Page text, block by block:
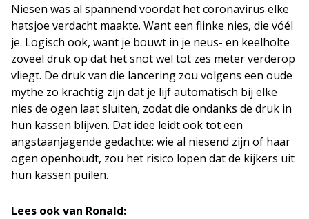
Niesen was al spannend voordat het coronavirus elke
hatsjoe verdacht maakte. Want een flinke nies, die vóél
je. Logisch ook, want je bouwt in je neus- en keelholte
zoveel druk op dat het snot wel tot zes meter verderop
vliegt. De druk van die lancering zou volgens een oude
mythe zo krachtig zijn dat je lijf automatisch bij elke
nies de ogen laat sluiten, zodat die ondanks de druk in
hun kassen blijven. Dat idee leidt ook tot een
angstaanjagende gedachte: wie al niesend zijn of haar
ogen openhoudt, zou het risico lopen dat de kijkers uit
hun kassen puilen.
Lees ook van Ronald: